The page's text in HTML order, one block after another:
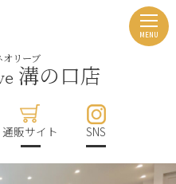
リーブ
溝の口店
通販サイト SNS